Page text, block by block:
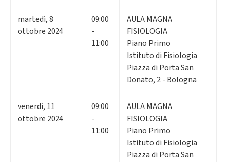
martedì,8
ottobre 2024
09:00
-
11:00
AULA MAGNA
FISIOLOGIA
Piano Primo
Istituto di Fisiologia
Piazza di Porta San
Donato, 2 - Bologna
venerdì, 11
ottobre 2024
09:00
-
11:00
AULA MAGNA
FISIOLOGIA
Piano Primo
Istituto di Fisiologia
Piazza di Porta San